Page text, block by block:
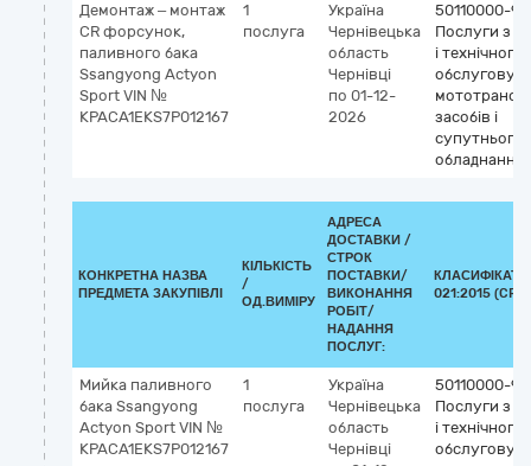
Демонтаж – монтаж
CR форсунок,
паливного бака
Ssangyong Actyon
Sport VIN №
KPACA1EKS7P012167
1
послуга
Україна
Чернівецька
область
Чернівці
по 01-12-
2026
50110000-9
Послуги з
і технічного
засобів і
супутнього
обладнання
КОНКРЕТНА НАЗВА
ПРЕДМЕТА ЗАКУПІВЛІ
КІЛЬКІСТЬ
/
ОД.ВИМІРУ
АДРЕСА
ДОСТАВКИ /
СТРОК
ПОСТАВКИ/
ВИКОНАННЯ
РОБІТ/
НАДАННЯ
ПОСЛУГ:
021:2015 (CPV)
Мийка паливного
бака Ssangyong
Actyon Sport VIN №
KPACA1EKS7P012167
1
послуга
Україна
Чернівецька
область
Чернівці
50110000-9
Послуги з
і технічного